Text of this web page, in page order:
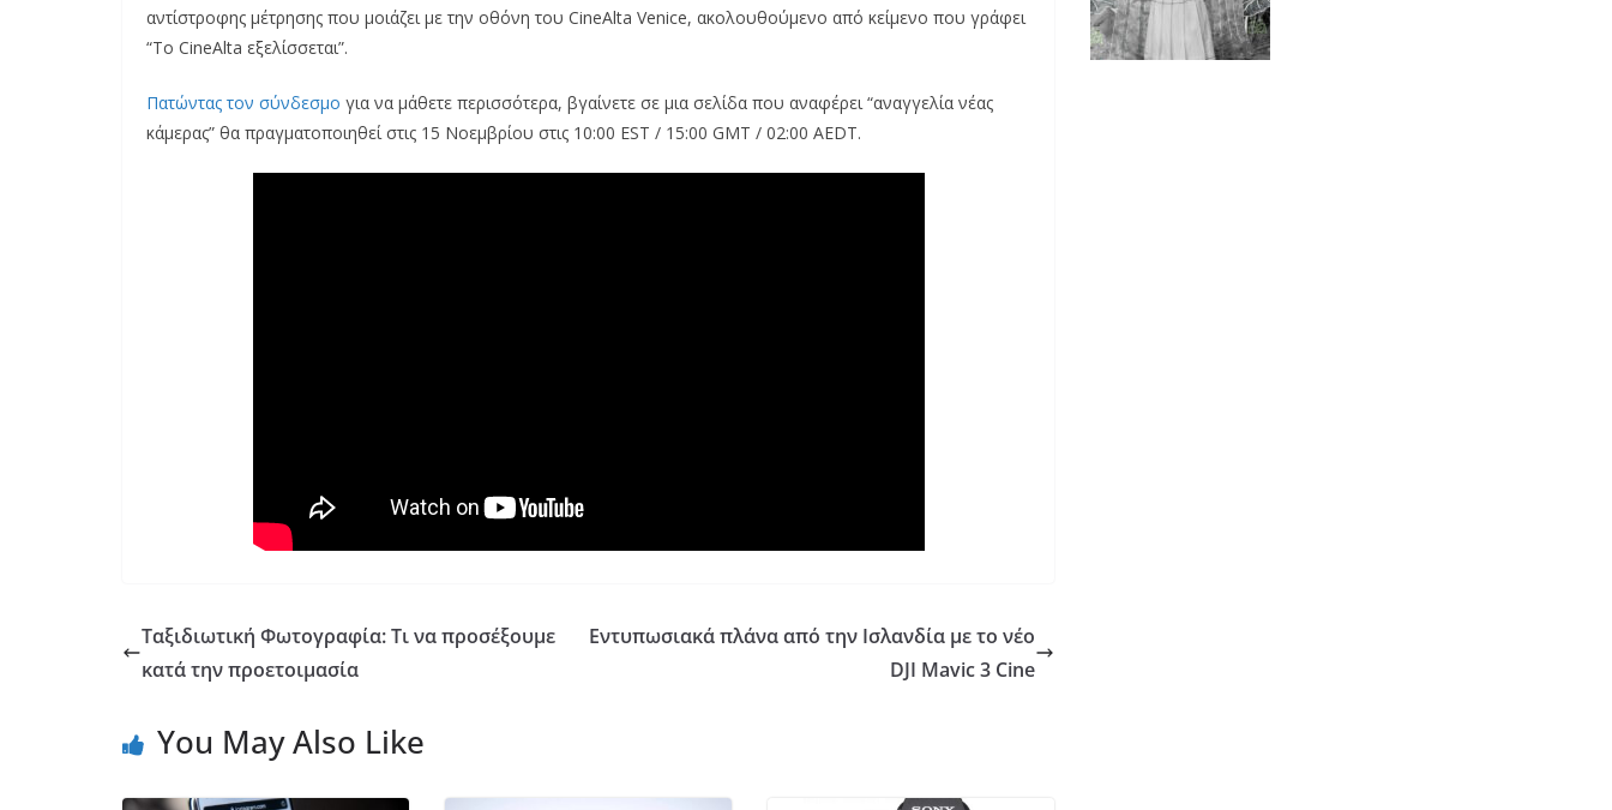
αντίστροφης μέτρησης που μοιάζει με την οθόνη του CineAlta Venice, ακολουθούμενο από κείμενο που γράφει
“Το CineAlta εξελίσσεται”.
Πατώντας τον σύνδεσμο για να μάθετε περισσότερα, βγαίνετε σε μια σελίδα που αναφέρει “αναγγελία νέας
κάμερας” θα πραγματοποιηθεί στις 15 Νοεμβρίου στις 10:00 EST / 15:00 GMT / 02:00 AEDT.
Ταξιδιωτική Φωτογραφία: Τι να προσέξουμε
κατά την προετοιμασία
Εντυπωσιακά πλάνα από την Ισλανδία με το νέο
DJI Mavic 3 Cine
You May Also Like